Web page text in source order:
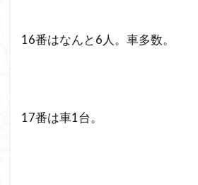
16番はなんと6人。車多数。
17番は車1台。